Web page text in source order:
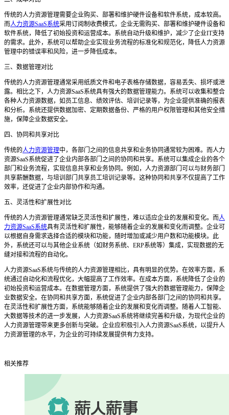
传统的人力资源管理需要企业购买、部署和维护硬件设备和软件系统，成本较高。
而人力资源SaaS系统采用订阅制收费模式，企业无需购买、部署和维护硬件设备和
软件系统，降低了初始投资和运营成本。系统自动升级和维护，减少了企业IT支持
的需求。此外，系统可以帮助企业实现业务流程的标准化和规范化，降低人力资源
管理中的错误率和风险，进一步降低成本。
三、数据管理对比
传统的人力资源管理通常采用纸质文件和电子表格存储数据，容易丢失、损坏或泄
露。相比之下，人力资源SaaS系统具有强大的数据管理能力。系统可以收集和整合
各种人力资源数据，如员工信息、绩效评估、培训记录等，为企业提供准确的报表
和分析。系统还提供数据加密、定期数据备份、严格的用户权限管理和其他安全措
施，保障企业数据安全。
四、协同和共享对比
传统的人力资源管理中，各部门之间的信息共享和业务协同通常较为困难。而人力
资源SaaS系统促进了企业内部各部门之间的协同和共享。系统可以集成企业的各个
部门和业务流程，实现信息共享和业务协同。例如，人力资源部门可以与财务部门
共享薪酬数据，与培训部门共享员工培训记录等。这种协同和共享不仅提高了工作
效率，还促进了企业内部协作和沟通。
五、灵活性和扩展性对比
传统的人力资源管理通常缺乏灵活性和扩展性，难以适应企业的发展和变化。而人
力资源SaaS系统具有灵活性和扩展性，能够随着企业的发展和变化而调整。企业可
以根据自身需求选择合适的模块和功能，随时增加或减少用户数和功能模块。此
外，系统还可以与其他企业系统（如财务系统、ERP系统等）集成，实现数据的无
缝对接和流程的自动化。
人力资源SaaS系统与传统的人力资源管理相比，具有明显的优势。在效率方面，系
统通过自动化和流程优化，大幅提高了工作效率。在成本方面，系统降低了企业的
初始投资和运营成本。在数据管理方面，系统提供了强大的数据管理能力，保障企
业数据安全。在协同和共享方面，系统促进了企业内部各部门之间的协同和共享。
在灵活性和扩展性方面，系统能够随着企业的发展和变化而调整。随着人工智能、
大数据等技术的进一步发展，人力资源SaaS系统将继续完善和升级，为现代企业的
人力资源管理带来更多创新与突破。企业应积极引入人力资源SaaS系统，以提升人
力资源管理的水平，为企业的可持续发展提供有力支持。
相关推荐